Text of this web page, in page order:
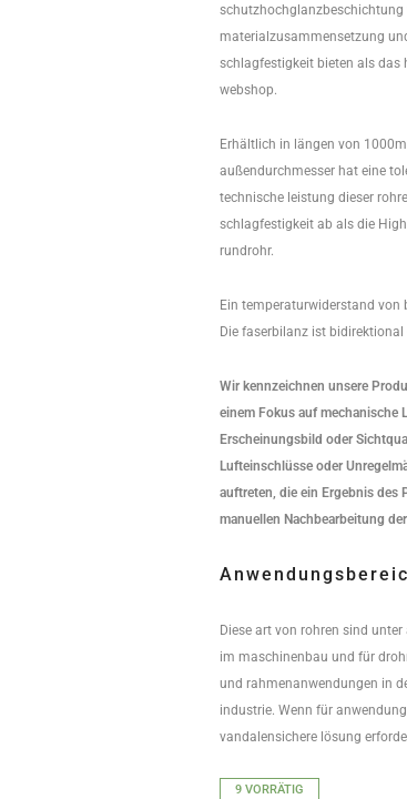
materialzusammensetzung
schlagfestigkeit bieten als das
webshop.
Erhältlich in längen von
außendurchmesser hat eine
technische leistung dieser
schlagfestigkeit ab als die
rundrohr.
Ein temperaturwiderstand von
Die faserbilanz ist bidirektional
Wir kennzeichnen unsere
einem Fokus auf mechanische
Erscheinungsbild oder
Lufteinschlüsse oder
auftreten, die ein Ergebnis des
manuellen Nachbearbeitung
Diese art von rohren sind
im maschinenbau und für
und rahmenanwendungen in
industrie. Wenn für
vandalensichere lösung
9 VORRÄTIG